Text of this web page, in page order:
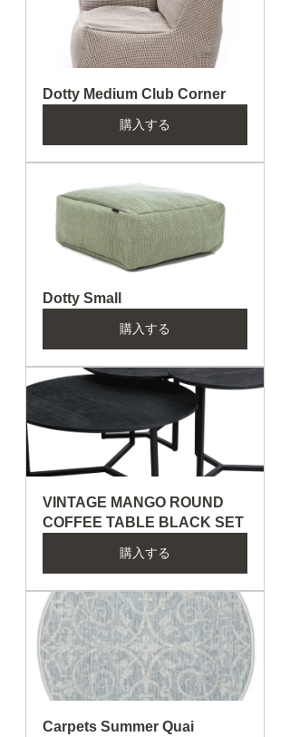
Dotty Medium Club Corner
購入する
Dotty Small
購入する
VINTAGE MANGO ROUND
COFFEE TABLE BLACK SET
購入する
Carpets Summer Quai